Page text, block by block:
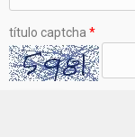
título captcha *